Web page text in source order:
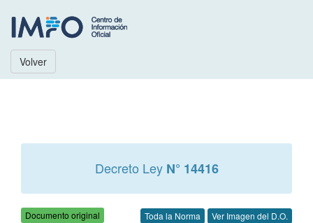
Volver
Decreto Ley N° 14416
Documento original Toda la Norma Ver Imagen del D.O.